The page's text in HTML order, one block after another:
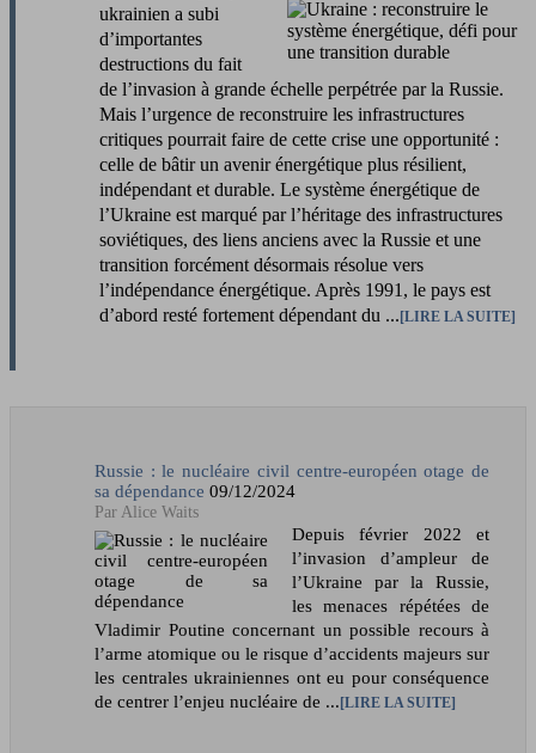
ukrainien a subi
d’importantes
destructions du fait
de l’invasion à grande échelle perpétrée par la Russie.
Mais l’urgence de reconstruire les infrastructures
critiques pourrait faire de cette crise une opportunité :
celle de bâtir un avenir énergétique plus résilient,
indépendant et durable. Le système énergétique de
l’Ukraine est marqué par l’héritage des infrastructures
soviétiques, des liens anciens avec la Russie et une
transition forcément désormais résolue vers
l’indépendance énergétique. Après 1991, le pays est
d’abord resté fortement dépendant du ... LIRE LA SUITE
Russie : le nucléaire civil centre-européen otage de
sa dépendance 09/12/2024
Alice Waits
Depuis février 2022 et
l’invasion d’ampleur de
l’Ukraine par la Russie,
les menaces répétées de
Vladimir Poutine concernant un possible recours à
l’arme atomique ou le risque d’accidents majeurs sur
les centrales ukrainiennes ont eu pour conséquence
de centrer l’enjeu nucléaire de ... LIRE LA SUITE